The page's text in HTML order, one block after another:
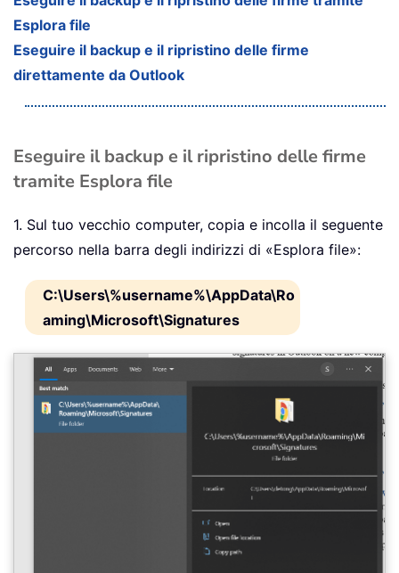
Esplora file
Eseguire il backup e il ripristino delle firme
direttamente da Outlook
Eseguire il backup e il ripristino delle firme
tramite Esplora file
1. Sul tuo vecchio computer, copia e incolla il seguente
percorso nella barra degli indirizzi di «Esplora file»:
C:\Users\%username%\AppData\Ro
aming\Microsoft\Signatures